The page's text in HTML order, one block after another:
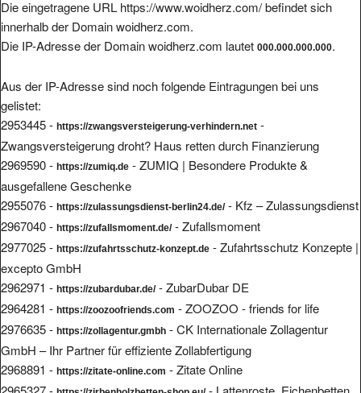
Die eingetragene URL https://www.woidherz.com/ befindet sich
innerhalb der Domain woidherz.com.
Die IP-Adresse der Domain woidherz.com lautet 000.000.000.000.
Aus der IP-Adresse sind noch folgende Eintragungen bei uns
gelistet:
2953445 - https://zwangsversteigerung-verhindern.net -
Zwangsversteigerung droht? Haus retten durch Finanzierung
2969590 - https://zumiq.de - ZUMIQ | Besondere Produkte &
ausgefallene Geschenke
2955076 - https://zulassungsdienst-berlin24.de/- Kfz – Zulassungsdienst
2967040 - https://zufallsmoment.de/- Zufallsmoment
2977025 - https://zufahrtsschutz-konzept.de - Zufahrtsschutz Konzepte |
excepto GmbH
2962971 - https://zubardubar.de/- ZubarDubar DE
2964281 - https://zoozoofriends.com - ZOOZOO - friends for life
2976635 - https://zollagentur.gmbh - CK Internationale Zollagentur
GmbH – Ihr Partner für effiziente Zollabfertigung
2968891 - https://zitate-online.com - Zitate Online